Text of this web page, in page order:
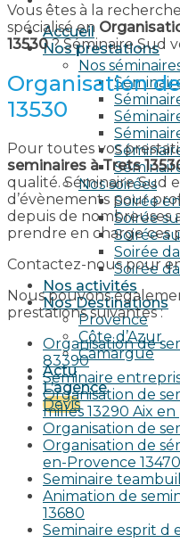
Accueil
Nos prestations
Nos
Nos soirées
Soirée
Soirée
Soirée
Soirée
Soirée
Nos activités
Nos Destinations
Provence
Côte d’Azur
Camargue
Actu
L’agence
Devis
Vous êtes à la
spécialisé en
13530? Séminaire Sud
Organisation
13530
Pour toutes vos
seminaires à Trets
qualité. Séminaire Sud
d’évènements pour
depuis de nombreuses
prendre en charge ces
Contactez-nous pour
Nous pouvons
prestations suivantes :
Organisation de
83390
Seminaire
Organisation de
milles 13290 Aix
Organisation de
Organisation de
en-Provence 13470
Seminaire
Animation de
13680
Seminaire esprit d